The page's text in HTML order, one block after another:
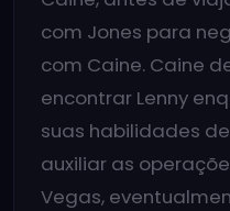
com Jones para
com Caine. Caine
encontrar Lenny
suas habilidades
auxiliar as
Vegas,